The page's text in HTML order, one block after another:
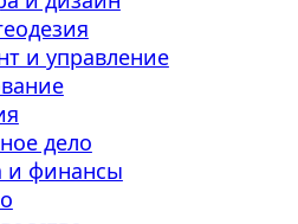
и управление
дело
и финансы